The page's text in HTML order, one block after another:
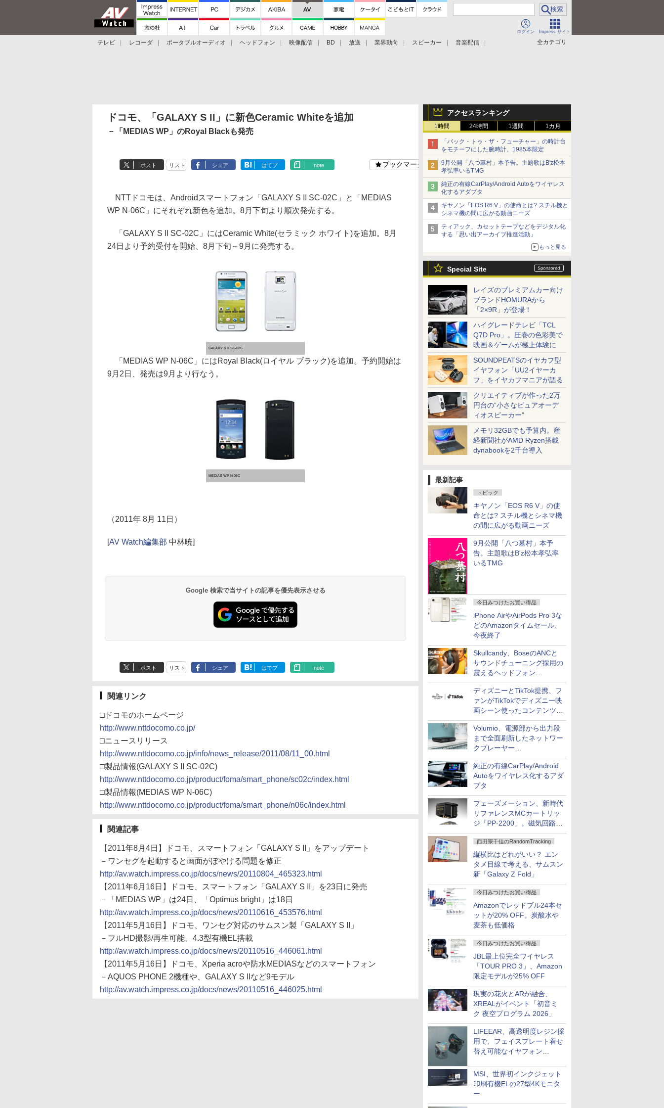
ログイン Impress サイト
全カテゴリ
テレビ レコーダ ポータブルオーディオ ヘッドフォン 映像配信 BD 放送 業界動向 スピーカー
音楽配信
アクセスランキング
1時間 24時間 1週間 1カ月
「バック・トゥ・ザ・フューチャー」の時計台
をモチーフにした腕時計。1985本限定
9月公開「八つ墓村」本予告。主題歌はB'z松本
孝弘率いるTMG
純正の有線CarPlay/Android Autoをワイヤレス
化するアダプタ
キヤノン「EOS R6 V」の使命とは? スチル機と
シネマ機の間に広がる動画ニーズ
ティアック、カセットテープなどをデジタル化
する「思い出アーカイブ推進活動」
もっと見る
Special Site
レイズのプレミアムカー向け
ブランドHOMURAから
「2×9R」が登場！
ハイグレードテレビ「TCL
Q7D Pro」。圧巻の色彩美で
映画＆ゲームが極上体験に
SOUNDPEATSのイヤカフ型
イヤフォン「UU2イヤーカ
フ」をイヤカフマニアが語る
クリエイティブが作った2万
円台の“小さなピュアオーデ
ィオスピーカー”
メモリ32GBでも予算内。産
経新聞社がAMD Ryzen搭載
dynabookを2千台導入
最新記事
トピック
キヤノン「EOS R6 V」の使
命とは? スチル機とシネマ機
の間に広がる動画ニーズ
9月公開「八つ墓村」本予
告。主題歌はB'z松本孝弘率
いるTMG
今日みつけたお買い得品
iPhone AirやAirPods Pro 3な
どのAmazonタイムセール、
今夜終了
Skullcandy、BoseのANCと
サウンドチューニング採用の
震えるヘッドフォン
「Crusher 1080 ANC」
ディズニーとTikTok提携、フ
ァンがTikTokでディズニー映
画シーン使ったコンテンツ制
作、Disney+にも配信
Volumio、電源部から出力段
まで全面刷新したネットワー
クプレーヤー
「Primo（2026）」
純正の有線CarPlay/Android
Autoをワイヤレス化するアダ
プタ
フェーズメーション、新時代
リファレンスMCカートリッ
ジ「PP-2200」。磁気回路や
ハウジングを根本から見直し
西田宗千佳のRandomTracking
縦横比はどれがいい？ エン
タメ目線で考える、サムスン
新「Galaxy Z Fold」
今日みつけたお買い得品
Amazonでレッドブル24本セ
ットが20% OFF。炭酸水や
麦茶も低価格
今日みつけたお買い得品
JBL最上位完全ワイヤレス
「TOUR PRO 3」、Amazon
限定モデルが25% OFF
現実の花火とARが融合、
XREALがイベント「初音ミ
ク 夜空プログラム 2026」
LIFEEAR、高透明度レジン採
用で、フェイスプレート着せ
替え可能なイヤフォン
MSI、世界初インクジェット
印刷有機ELの27型4Kモニタ
ー
ドコモ、「GALAXY S II」に新色Ceramic Whiteを追加
－「MEDIAS WP」のRoyal Blackも発売
ポスト リスト シェア はてブ note ブックマーク
NTTドコモは、Androidスマートフォン「GALAXY S II SC-02C」と「MEDIAS
WP N-06C」にそれぞれ新色を追加。8月下旬より順次発売する。
「GALAXY S II SC-02C」にはCeramic White(セラミック ホワイト)を追加。8月
24日より予約受付を開始、8月下旬～9月に発売する。
GALAXY S II SC-02C
「MEDIAS WP N-06C」にはRoyal Black(ロイヤル ブラック)を追加。予約開始は
9月2日、発売は9月より行なう。
MEDIAS WP N-06C
（2011年 8月 11日）
[AV Watch編集部 中林暁]
Google 検索で当サイトの記事を優先表示させる
ポスト リスト シェア はてブ note
関連リンク
□ドコモのホームページ
http://www.nttdocomo.co.jp/
□ニュースリリース
http://www.nttdocomo.co.jp/info/news_release/2011/08/11_00.html
□製品情報(GALAXY S II SC-02C)
http://www.nttdocomo.co.jp/product/foma/smart_phone/sc02c/index.html
□製品情報(MEDIAS WP N-06C)
http://www.nttdocomo.co.jp/product/foma/smart_phone/n06c/index.html
関連記事
【2011年8月4日】ドコモ、スマートフォン「GALAXY S II」をアップデート
－ワンセグを起動すると画面がぼやける問題を修正
http://av.watch.impress.co.jp/docs/news/20110804_465323.html
【2011年6月16日】ドコモ、スマートフォン「GALAXY S II」を23日に発売
－「MEDIAS WP」は24日、「Optimus bright」は18日
http://av.watch.impress.co.jp/docs/news/20110616_453576.html
【2011年5月16日】ドコモ、ワンセグ対応のサムスン製「GALAXY S II」
－フルHD撮影/再生可能。4.3型有機EL搭載
http://av.watch.impress.co.jp/docs/news/20110516_446061.html
【2011年5月16日】ドコモ、Xperia acroや防水MEDIASなどのスマートフォン
－AQUOS PHONE 2機種や、GALAXY S IIなど9モデル
http://av.watch.impress.co.jp/docs/news/20110516_446025.html